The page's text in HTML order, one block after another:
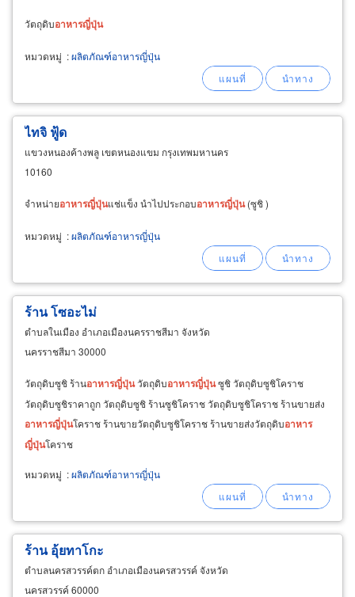
วัตถุดิบอาหารญี่ปุ่น
หมวดหมู่ :ผลิตภัณฑ์อาหารญี่ปุ่น
ไทจิ ฟู้ด
แขวงหนองค้างพลู เขตหนองแขม กรุงเทพมหานคร
10160
จำหน่ายอาหารญี่ปุ่นแช่แข็ง นำไปประกอบอาหารญี่ปุ่น(ซูชิ )
หมวดหมู่ :ผลิตภัณฑ์อาหารญี่ปุ่น
ร้าน โซอะไม่
ตำบลในเมือง อำเภอเมืองนครราชสีมา จังหวัด
นครราชสีมา 30000
วัตถุดิบซูชิ ร้านอาหารญี่ปุ่นวัตถุดิบอาหารญี่ปุ่นซูชิ วัตถุดิบซูชิโคราช
วัตถุดิบซูชิราคาถูก วัตถุดิบซูชิ ร้านซูชิโคราช วัตถุดิบซูชิโคราช ร้านขายส่ง
อาหารญี่ปุ่นโคราช ร้านขายวัตถุดิบซูชิโคราช ร้านขายส่งวัตถุดิบอาหาร
ญี่ปุ่นโคราช
หมวดหมู่ :ผลิตภัณฑ์อาหารญี่ปุ่น
ร้าน อุ้ยทาโกะ
ตำบลนครสวรรค์ตก อำเภอเมืองนครสวรรค์ จังหวัด
นครสวรรค์ 60000